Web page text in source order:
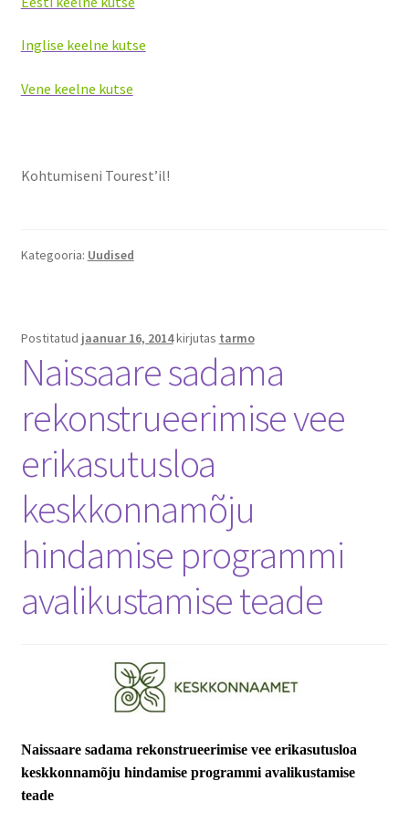
Vagunelamu
Navigatsiooni info
Saun kaminaruumiga
Saunamaja
Tegevused
Dresiinisõidud
Ekskursioonid
Orienteerumine
Rattamatk
Inglise keelne kutse
Vene keelne kutse
Kohtumiseni Tourest’il!
Kategooria: Uudised
Postitatud jaanuar 16, 2014kirjutas tarmo
Naissaare sadama
rekonstrueerimise vee
erikasutusloa
keskkonnamõju
hindamise programmi
avalikustamise teade
Naissaare sadama rekonstrueerimise vee erikasutusloa
keskkonnamõju hindamise programmi avalikustamise
teade